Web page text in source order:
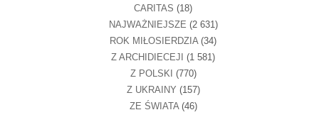
CARITAS (18)
NAJWAŻNIEJSZE (2 631)
ROK MIŁOSIERDZIA (34)
Z ARCHIDIECEJI (1 581)
Z POLSKI (770)
Z UKRAINY (157)
ZE ŚWIATA(46)